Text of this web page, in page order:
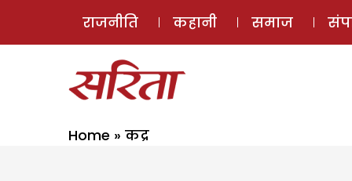
राजनीति कहानी समाज
Home » कद्र